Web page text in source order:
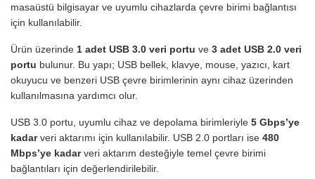
masaüstü bilgisayar ve uyumlu cihazlarda çevre birimi bağlantısı
için kullanılabilir.
Ürün üzerinde 1 adet USB 3.0 veri portu ve 3 adet USB 2.0 veri
portu bulunur. Bu yapı; USB bellek, klavye, mouse, yazıcı, kart
okuyucu ve benzeri USB çevre birimlerinin aynı cihaz üzerinden
kullanılmasına yardımcı olur.
USB 3.0 portu, uyumlu cihaz ve depolama birimleriyle 5 Gbps’ye
kadarveri aktarımı için kullanılabilir. USB 2.0 portları ise 480
Mbps’ye kadarveri aktarım desteğiyle temel çevre birimi
bağlantıları için değerlendirilebilir.